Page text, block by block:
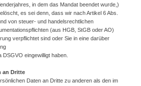
in dem das Mandat beendet wurde,)
es sei denn, dass wir nach Artikel 6 Abs.
von steuer- und handelsrechtlichen
(aus HGB, StGB oder AO)
verpflichtet sind oder Sie in eine darüber
DSGVO eingewilligt haben.
an Dritte
Daten an Dritte zu anderen als den im